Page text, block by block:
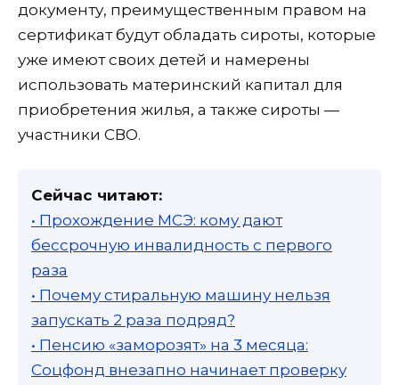
документу, преимущественным правом на
сертификат будут обладать сироты, которые
уже имеют своих детей и намерены
использовать материнский капитал для
приобретения жилья, а также сироты —
участники СВО.
Сейчас читают:
• Прохождение МСЭ: кому дают
бессрочную инвалидность с первого
раза
• Почему стиральную машину нельзя
запускать 2 раза подряд?
• Пенсию «заморозят» на 3 месяца:
Соцфонд внезапно начинает проверку